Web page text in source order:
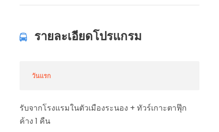
รายละเอียดโปรแกรม
วันแรก
รับจากโรงแรมในตัวเมืองระนอง + ทัวร์เกาะตาฟุ๊ก
ค้าง 1 คืน